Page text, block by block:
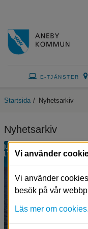
E-TJÄNSTER
Startsida / Nyhetsarkiv
Nyhetsarkiv
jul
17
Sjön
Noen
och
bryggan
vattnet.
Vi använder
Vi använder
besök på vår
Läs mer om cookies.